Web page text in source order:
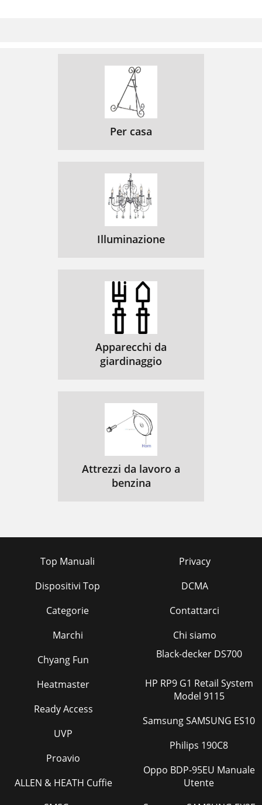
Per casa
Illuminazione
Apparecchi da
giardinaggio
Attrezzi da lavoro a
benzina
Top Manuali
Dispositivi Top
Categorie
Marchi
Privacy
DCMA
Contattarci
Chi siamo
Chyang Fun
Heatmaster
Ready Access
UVP
Proavio
ALLEN & HEATH Cuffie
Black-decker DS700
HP RP9 G1 Retail System
Model 9115
Samsung SAMSUNG ES10
Philips 190C8
Oppo BDP-95EU Manuale
Utente